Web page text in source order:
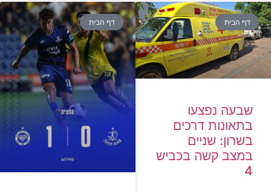
דף הבית
שבעה נפצעו
בתאונות דרכים
בשרון: שניים
במצב קשה בכביש
4
דף הבית